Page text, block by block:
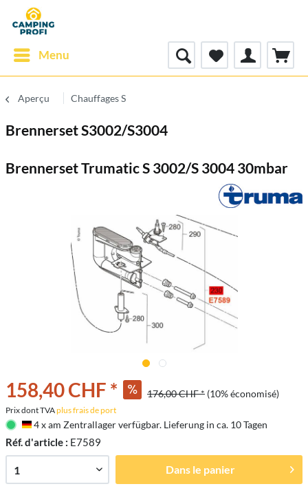
Menu
Aperçu Chauffages S
Brennerset S3002/S3004
Brennerset Trumatic S 3002/S 3004 30mbar
158,40 CHF * 176,00 CHF * (10% économisé)
Prix dont TVAplus frais de port
Deutschland
4 x am Zentrallager verfügbar. Lieferung in ca. 10 Tagen
Réf. d'article : E7589
Dans le panier